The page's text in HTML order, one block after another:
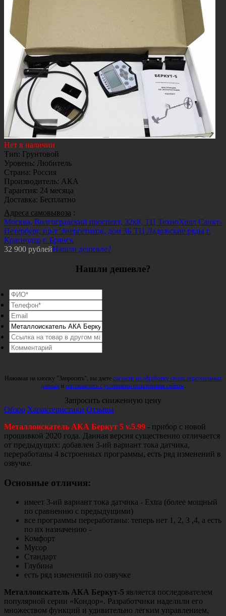
Нет в наличии
Тип: Грунтовой
Уровень: Любитель
Страна: Россия
Производитель: АКА
Гарантия: 24 месяца
Доставка: Бесплатно
Адреса самовывоза :
Москва, Волгоградский проспект, 32к8, ТЦ ТехноХолл Санкт-
Петербург, пр-т Энергетиков, дом 3Б ТЦ Ладожские ряды г.
Краснодар г. Брянск
32 900 рублейНашли дешевле?
Нашли дешевле?
Нажимая на кнопку "Запросить", вы даете согласие на обработку своих персональных
данныхи соглашаетесь с условиями пользования сайтом.
Запросить сниженную цену
Обзор Характеристики Отзывы
Металлоискатель АКА Беркут 5 v.5.99 - прибор с новой
прошивкой 2020 года. Данная версия существенно отличается
от предыдущих: добавлен 3-ий вариант тока датчика,
переработаны 4 встроенных программы, есть ряд изменений в
озвучке.
Основные отличия:
имеет 3-ий вариант тока датчика - Extra (более мощный
по сравнению с предыдущими)
все программы переработаны: теперь нет 1, 2, 3 ,4, а есть
по их назначению -
Комфорт
Мусор
Стандарт
Глубина
есть ряд изменений по озвучке
Металлоискатель АКА Беркут-5 является последователем
популярной серии «Кондор». Разработчики наделили его
множеством функций и удивительно лёгким управлением,